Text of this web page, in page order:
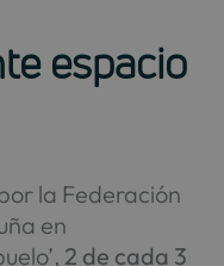
espacio
la Federación
en
2 de cada 3